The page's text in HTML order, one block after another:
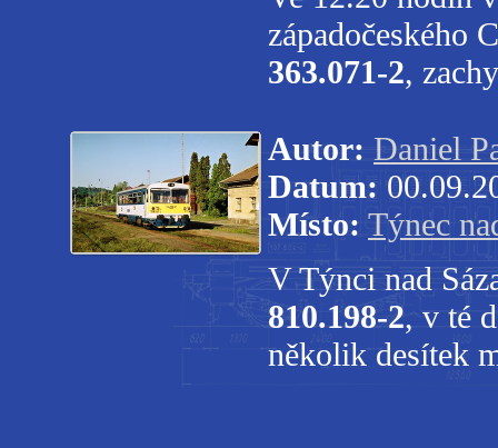
západočeského
363.071-2,
Autor: Daniel
Datum:
Místo: Týnec
V Týnci nad
810.198-2, v té
několik desítek